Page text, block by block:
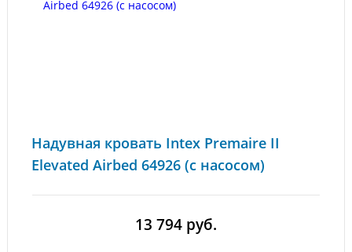
Надувная кровать Intex Premaire II
Elevated Airbed 64926 (с насосом)
13 794 руб.